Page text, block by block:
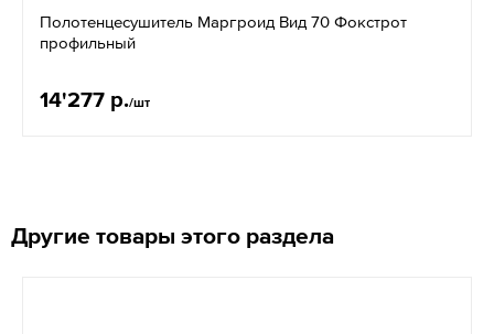
Полотенцесушитель Маргроид Вид 70 Фокстрот
профильный
14'277 р./шт
Другие товары этого раздела